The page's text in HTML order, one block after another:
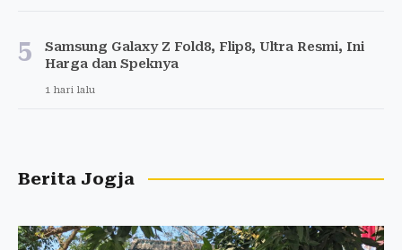
5
Samsung Galaxy Z Fold8, Flip8, Ultra Resmi, Ini
Harga dan Speknya
1 hari lalu
Berita Jogja